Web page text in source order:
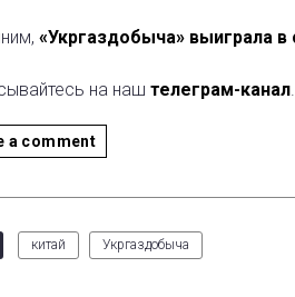
«Укргаздобыча» выиграла
на наш телеграм-канал
a comment
китай Укргаздобыча